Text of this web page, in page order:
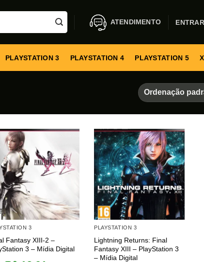
ATENDIMENTO
PLAYSTATION 3 PLAYSTATION 4 PLAYSTATION 5
3
Fantasy XIII-2 –
3 – Mídia Digital
PLAYSTATION 3
Lightning Returns: Final
Fantasy XIII – PlayStation 3
– Mídia Digital